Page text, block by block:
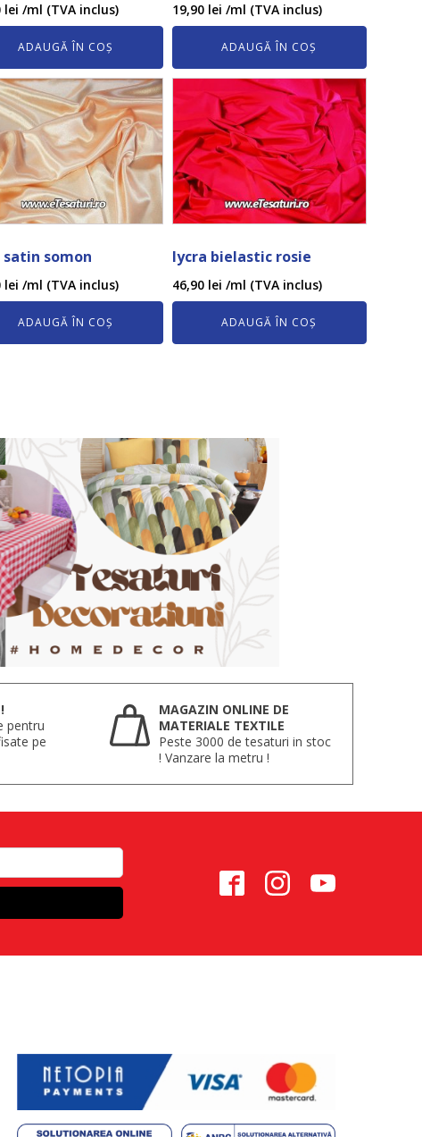
lei /ml (TVA inclus)
ADAUGĂ ÎN COȘ
19,90 lei /ml (TVA inclus)
ADAUGĂ ÎN COȘ
satin somon
lei /ml (TVA inclus)
ADAUGĂ ÎN COȘ
lycra bielastic rosie
46,90 lei /ml (TVA inclus)
ADAUGĂ ÎN COȘ
pentru
pe
MAGAZIN ONLINE DE
MATERIALE TEXTILE
Peste 3000 de tesaturi in stoc
! Vanzare la metru !